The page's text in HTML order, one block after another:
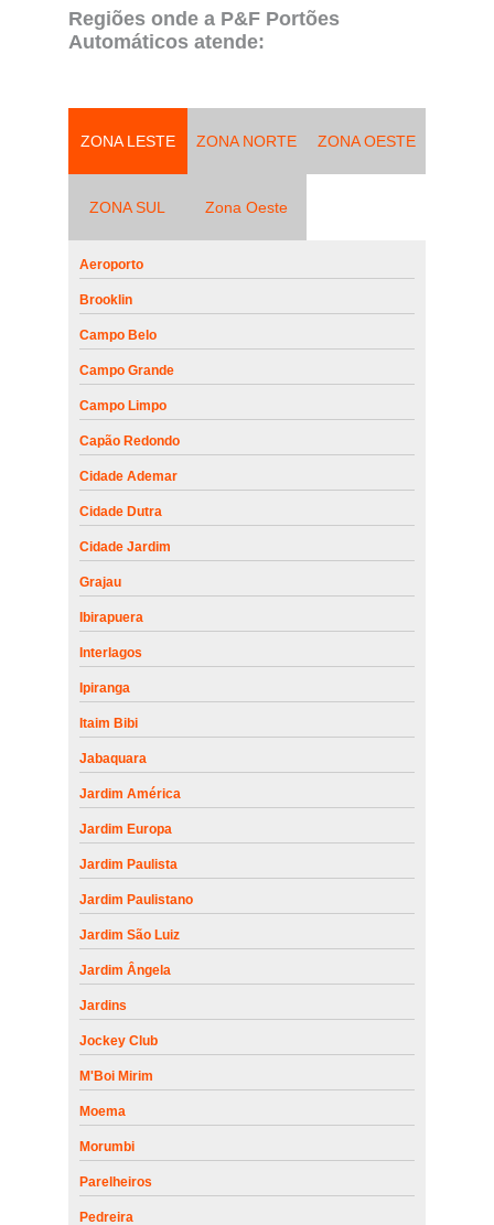
Regiões onde a P&F Portões
Automáticos atende:
ZONA LESTE ZONA NORTE ZONA OESTE
ZONA SUL Zona Oeste
Aeroporto
Brooklin
Campo Belo
Campo Grande
Campo Limpo
Capão Redondo
Cidade Ademar
Cidade Dutra
Cidade Jardim
Grajau
Ibirapuera
Interlagos
Ipiranga
Itaim Bibi
Jabaquara
Jardim América
Jardim Europa
Jardim Paulista
Jardim Paulistano
Jardim São Luiz
Jardim Ângela
Jardins
Jockey Club
M'Boi Mirim
Moema
Morumbi
Parelheiros
Pedreira